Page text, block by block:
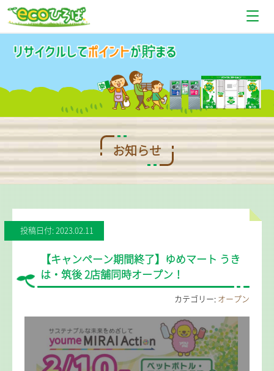
使い方
お問い合わせ
お知らせ
投稿日付: 2023.02.11
【キャンペーン期間終了】ゆめマート うき
は・筑後 2店舗同時オープン！
カテゴリー: オープン